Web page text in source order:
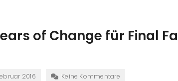
of Change für Final
2016 Keine Kommentare